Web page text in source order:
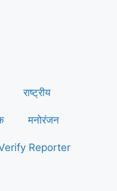
राष्ट्रीय
मनोरंजन
Reporter